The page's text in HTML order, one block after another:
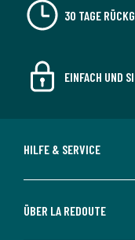
30 TAGE
EINFACH UND
HILFE & SERVICE
ÜBER LA REDOUTE